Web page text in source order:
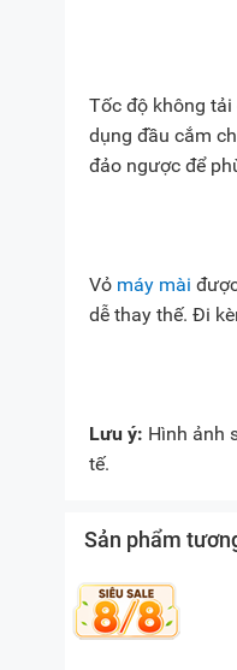
Tốc độ không
dụng đầu cắm
đảo ngược để
Vỏ máy mài
dễ thay thế. Đi
Lưu ý: Hình ảnh
tế.
Sản phẩm